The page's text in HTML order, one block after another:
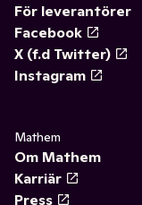
För leverantörer
Facebook
X (f.d Twitter)
Instagram
Mathem
Om Mathem
Karriär
Press